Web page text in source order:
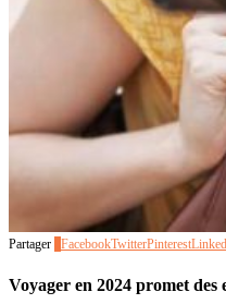
Partager FacebookTwitterPinterest
Voyager en 2024 promet des